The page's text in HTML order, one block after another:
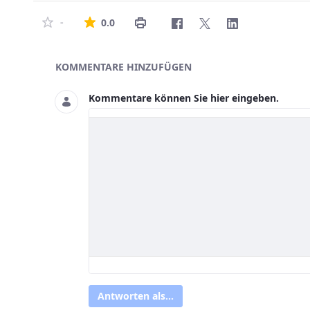
- 0.0Die durchschnittliche Bewertung ist 0 von
Asset-Herausgeber
KOMMENTARE HINZUFÜGEN
Kommentare können Sie hier eingeben.
Antworten als...